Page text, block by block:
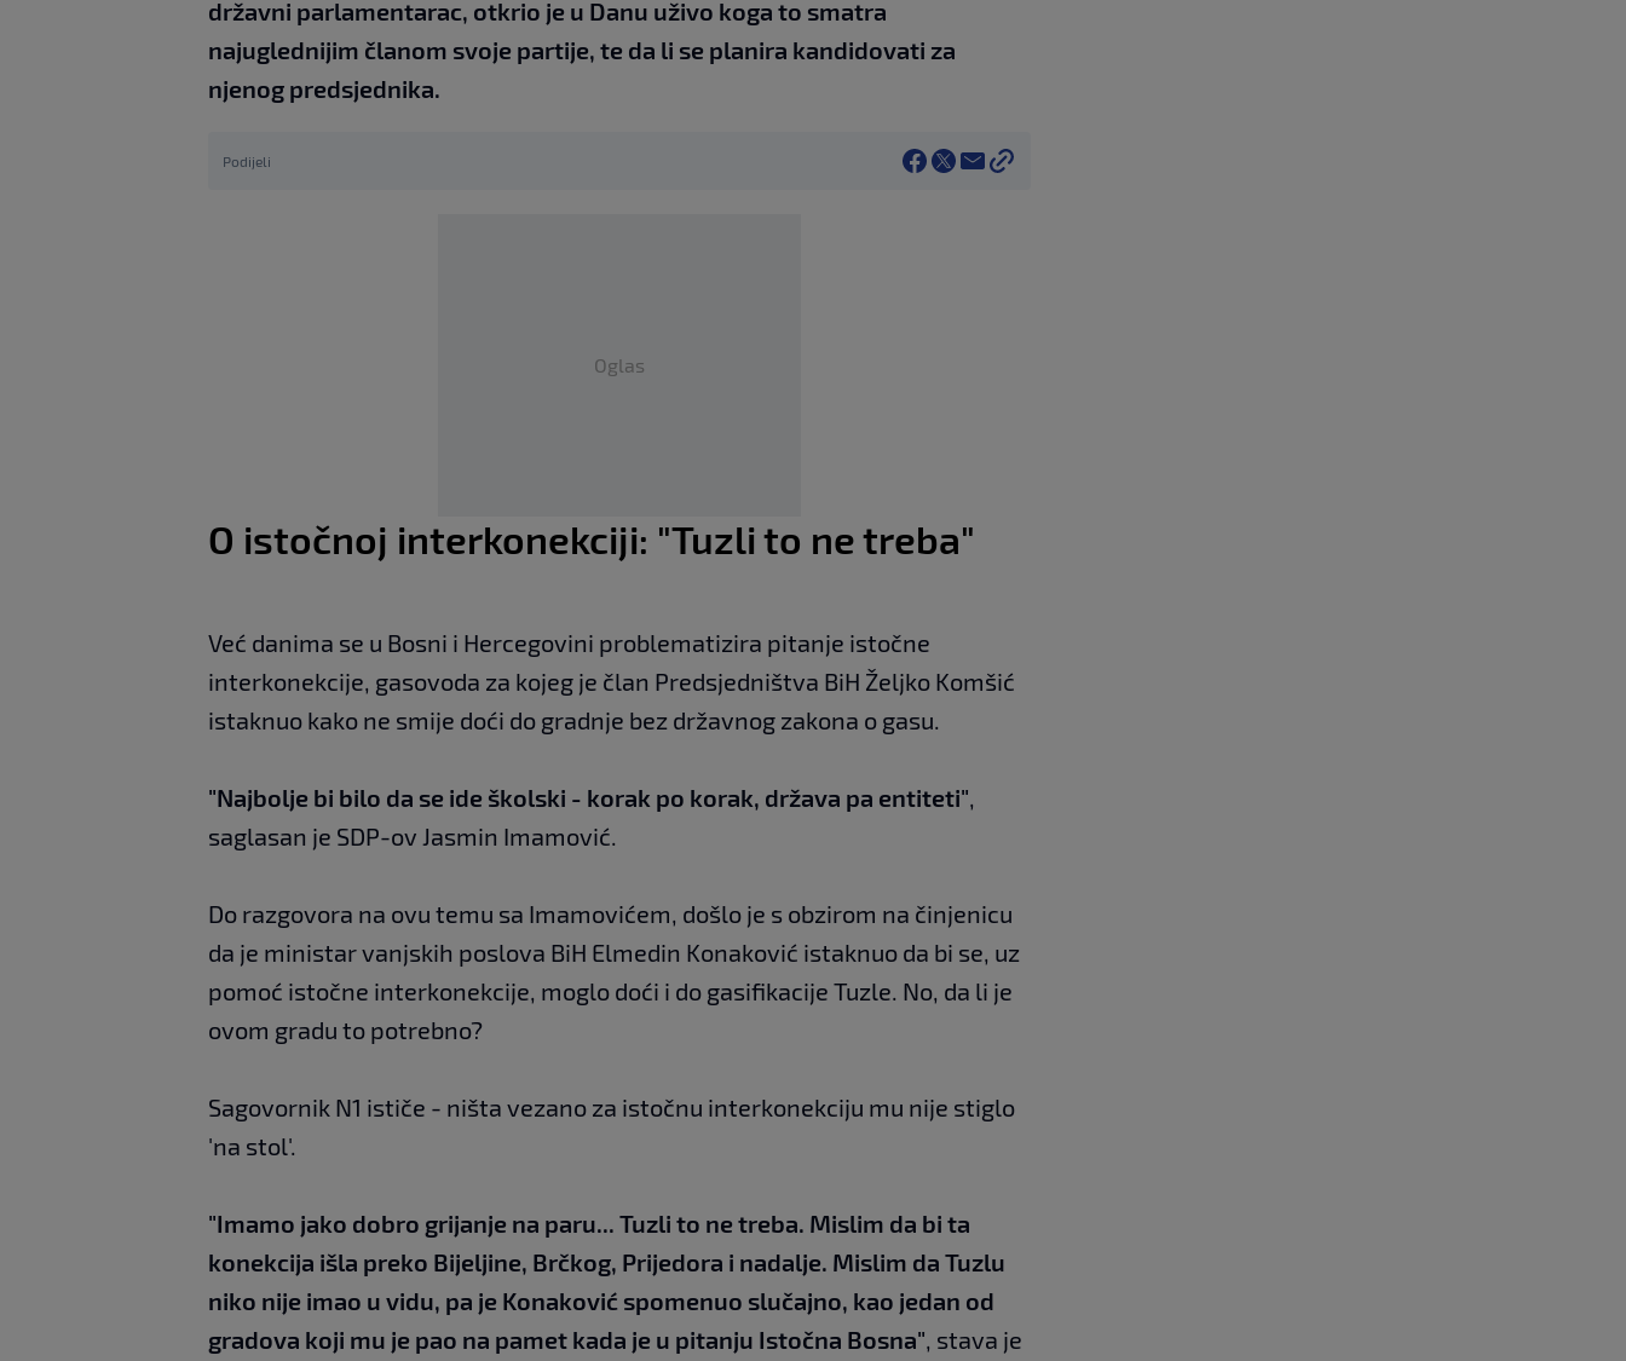
državni parlamentarac, otkrio je u Danu uživo koga to smatra
najuglednijim članom svoje partije, te da li se planira kandidovati za
njenog predsjednika.
Podijeli
Oglas
O istočnoj interkonekciji: "Tuzli to ne treba"
Već danima se u Bosni i Hercegovini problematizira pitanje istočne
interkonekcije, gasovoda za kojeg je član Predsjedništva BiH Željko Komšić
istaknuo kako ne smije doći do gradnje bez državnog zakona o gasu.
"Najbolje bi bilo da se ide školski - korak po korak, država pa entiteti"
saglasan je SDP-ov Jasmin Imamović.
Do razgovora na ovu temu sa Imamovićem, došlo je s obzirom na činjenicu
da je ministar vanjskih poslova BiH Elmedin Konaković istaknuo da bi se, uz
pomoć istočne interkonekcije, moglo doći i do gasifikacije Tuzle. No, da li je
ovom gradu to potrebno?
Sagovornik N1 ističe - ništa vezano za istočnu interkonekciju mu nije stiglo
'na stol'.
"Imamo jako dobro grijanje na paru... Tuzli to ne treba. Mislim da bi ta
konekcija išla preko Bijeljine, Brčkog, Prijedora i nadalje. Mislim da Tuzlu
niko nije imao u vidu, pa je Konaković spomenuo slučajno, kao jedan od
gradova koji mu je pao na pamet kada je u pitanju Istočna Bosna" , stava je